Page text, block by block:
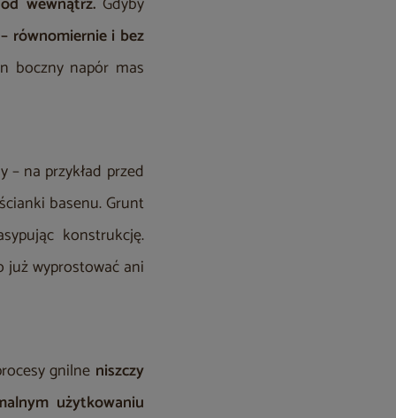
równomiernie i bez
boczny napór mas
– na przykład przed
basenu. Grunt
konstrukcję.
już wyprostować ani
gnilne niszczy
użytkowaniu